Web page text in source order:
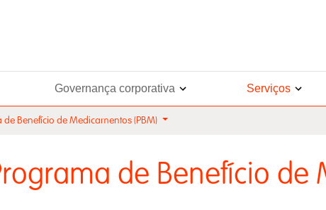
Governança corporativa Serviços
de Benefício de Medicamentos (PBM)
de Benefício de